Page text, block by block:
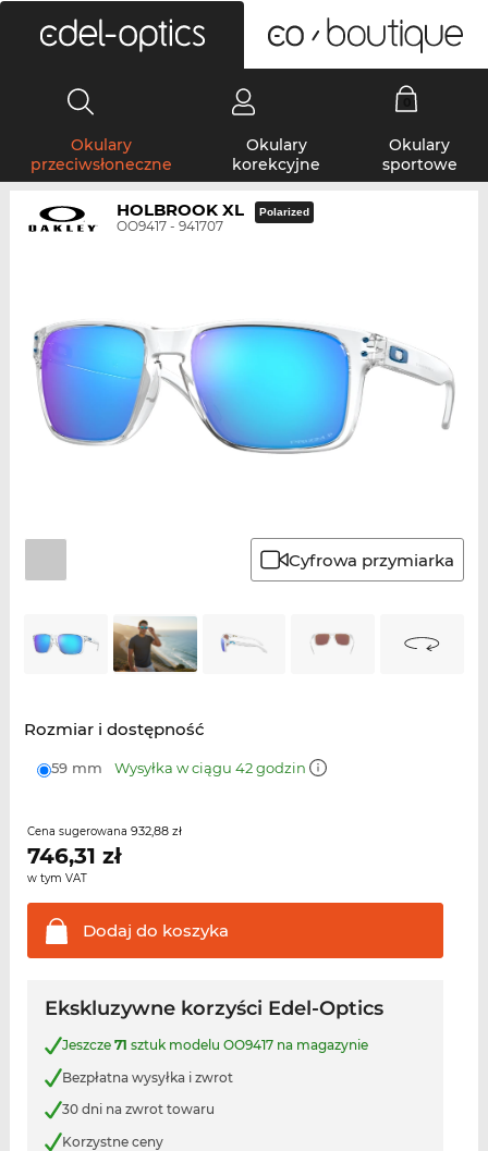
Okulary
przeciwsłoneczne
Okulary
korekcyjne
Okulary
sportowe
HOLBROOK XL
OO9417 - 941707
Polarized
Cyfrowa przymiarka
Rozmiar i dostępność
59 mm Wysyłka w ciągu 42 godzin
Cena sugerowana 932,88 zł
746,31 zł
w tym VAT
Dodaj do koszyka
Ekskluzywne korzyści Edel-Optics
Jeszcze 71 sztuk modelu OO9417 na magazynie
Bezpłatna wysyłka i zwrot
30 dni na zwrot towaru
Korzystne ceny